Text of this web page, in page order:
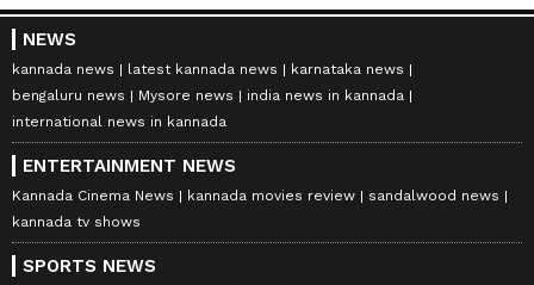
NEWS
kannada news latest kannada news
karnataka news
bengaluru news
Mysore news
india news in kannada
international news in kannada
ENTERTAINMENT NEWS
Kannada Cinema News kannada movies review
sandalwood news
kannada tv shows
SPORTS NEWS